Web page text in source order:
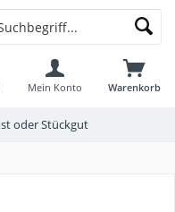
Warenkorb
Mein Konto
oder Stückgut